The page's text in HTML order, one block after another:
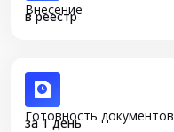
Внесение
в реестр
Готовность документов
за 1 день